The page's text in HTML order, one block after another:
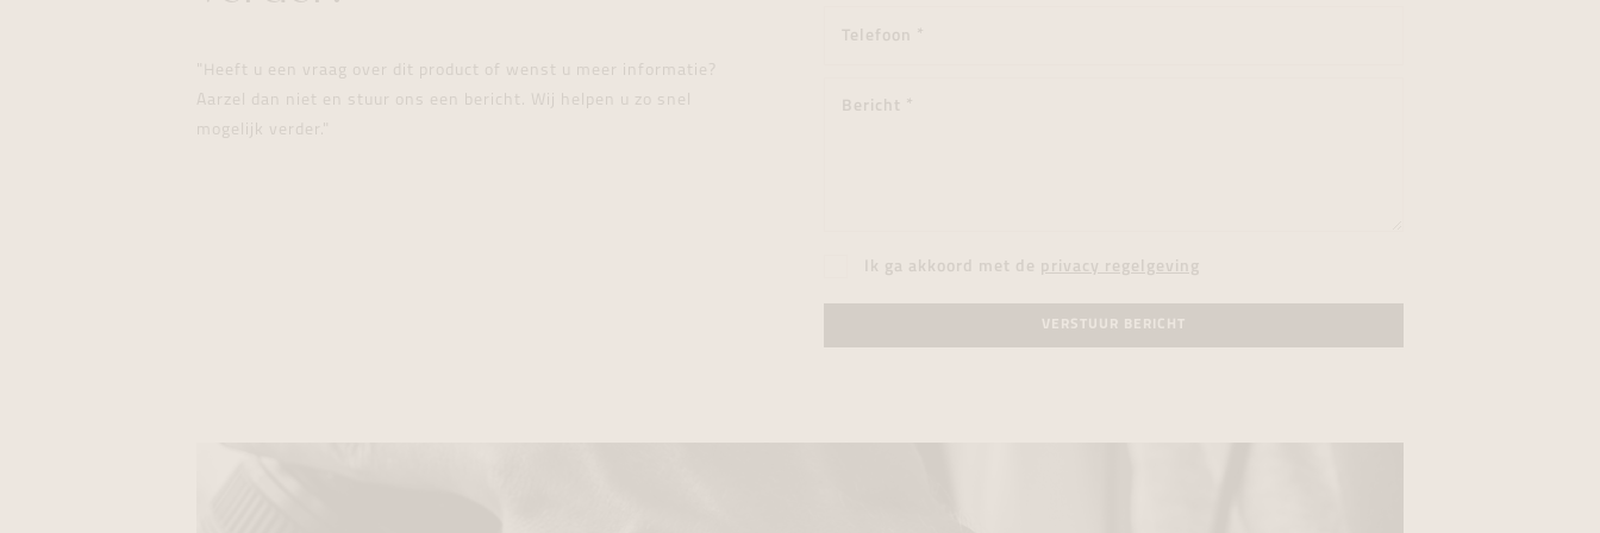
"Heeft u een vraag over dit product of wenst u meer informatie?
Aarzel dan niet en stuur ons een bericht. Wij helpen u zo snel
mogelijk verder."
Ik ga akkoord met de privacy regelgeving
VERSTUUR BERICHT